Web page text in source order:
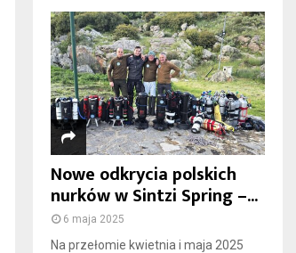
Nowe odkrycia polskich
nurków w Sintzi Spring –...
6 maja 2025
Na przełomie kwietnia i maja 2025